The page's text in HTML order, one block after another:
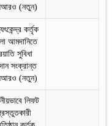
(নতুন)
কর্তৃক
আমদানিতে
সুবিধা
সংক্রান্ত
(নতুন)
লিফট